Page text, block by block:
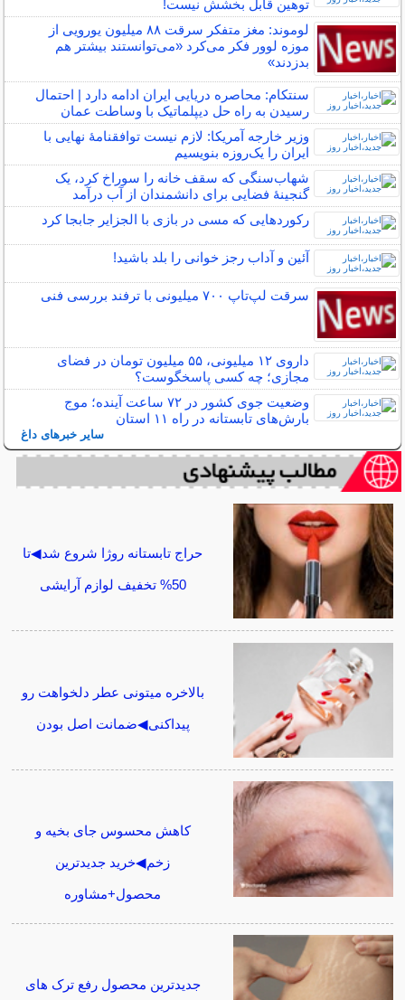
توهین قابل بخشش نیست!
لوموند: مغز متفکر سرقت ۸۸ میلیون یورویی از
موزه لوور فکر می‌کرد «می‌توانستند بیشتر هم
بدزدند»
سنتکام: محاصره دریایی ایران ادامه دارد | احتمال
رسیدن به راه حل دیپلماتیک با وساطت عمان
وزیر خارجه آمریکا: لازم نیست توافقنامهٔ نهایی با
ایران را یک‌روزه بنویسیم
شهاب‌سنگی که سقف خانه را سوراخ کرد، یک
گنجینۀ فضایی برای دانشمندان از آب درآمد
رکوردهایی که مسی در بازی با الجزایر جابجا کرد
آئین و آداب رجز خوانی را بلد باشید!
سرقت لپ‌تاپ ۷۰۰ میلیونی با ترفند بررسی فنی
داروی ۱۲ میلیونی، ۵۵ میلیون تومان در فضای
مجازی؛ چه کسی پاسخگوست؟
وضعیت جوی کشور در ۷۲ ساعت آینده؛ موج
بارش‌های تابستانه در راه ۱۱ استان
سایر خبرهای داغ
حراج تابستانه روژا شروع شد◀تا
50% تخفیف لوازم آرایشی
بالاخره میتونی عطر دلخواهت رو
پیداکنی◀ضمانت اصل بودن
کاهش محسوس جای بخیه و
زخم◀خرید جدیدترین
محصول+مشاوره
جدیدترین محصول رفع ترک های